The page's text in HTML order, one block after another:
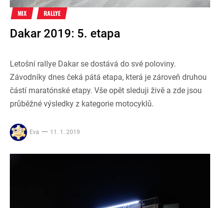
MIX RALLYE
Dakar 2019: 5. etapa
Letošní rallye Dakar se dostává do své poloviny.
Závodníky dnes čeká pátá etapa, která je zároveň druhou
částí maratónské etapy. Vše opět sleduji živě a zde jsou
průběžné výsledky z kategorie motocyklů.
Eva 11. 1. 2019